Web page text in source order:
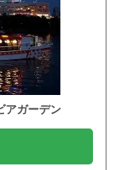
アガーデン